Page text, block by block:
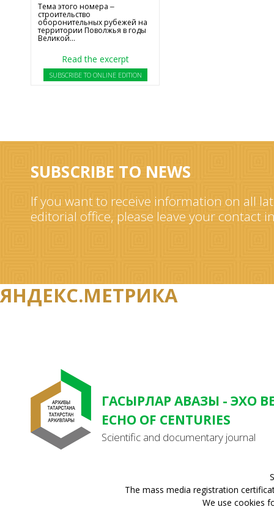
Тема этого номера ‒
строительство
оборонительных рубежей на
территории Поволжья в годы
Великой...
Read the excerpt
SUBSCRIBE TO ONLINE EDITION
SUBSCRIBE TO NEWS
If you want to receive information on all
editorial office, please leave your contact
ЯНДЕКС.МЕТРИКА
ГАСЫРЛАР АВАЗЫ - ЭХО
ECHO OF CENTURIES
Scientific and documentary journal
The mass media registration
We use cookies